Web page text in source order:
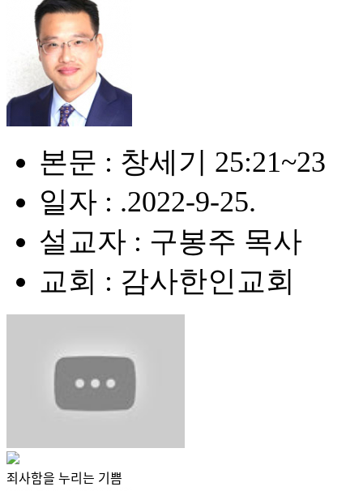
본문 : 창세기 25:21~23
일자 : .2022-9-25.
설교자 : 구봉주 목사
교회 : 감사한인교회
죄사함을 누리는 기쁨